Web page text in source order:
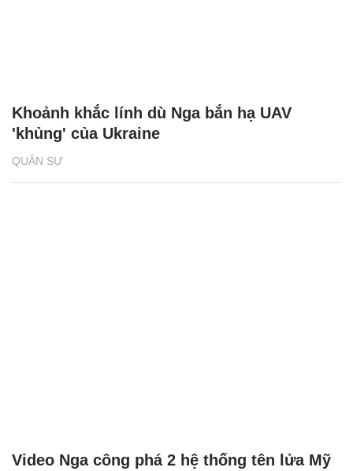
QUÂN SỰ
Khoảnh khắc lính dù Nga bắn hạ UAV
'khủng' của Ukraine
Video Nga công phá 2 hệ thống tên lửa Mỹ